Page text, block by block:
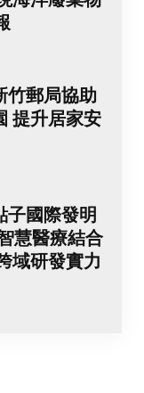
竹郵局協助
提升居家安
子國際發明
慧醫療結合
域研發實力